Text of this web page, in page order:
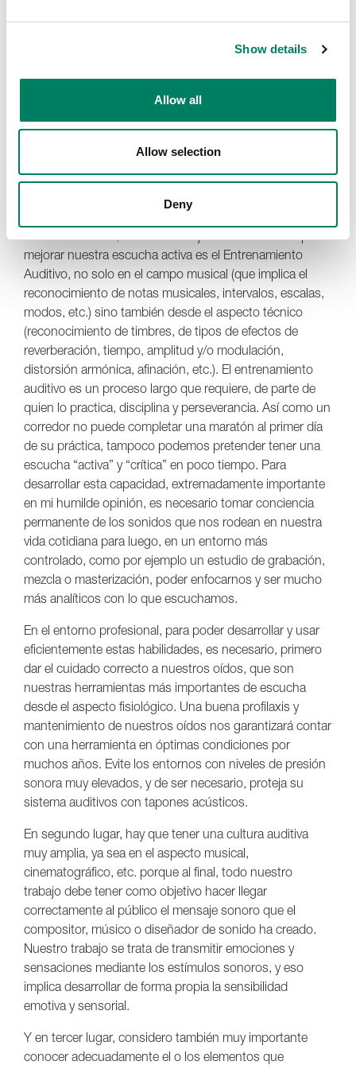
Show details
Allow all
Allow selection
Deny
relacionadas con el sonido y su manipulación, el acto de
llaman “El Arte de Escuchar”, uno de los aspectos más
importantes de este acto cognitivo activo es practicar
una “escucha activa”, que implica un proceso
sonoro, sin ser molestados o interrumpidos por otros
mejorar nuestra escucha activa es el Entrenamiento
Auditivo, no solo en el campo musical (que implica el
reconocimiento de notas musicales, intervalos, escalas,
modos, etc.) sino también desde el aspecto técnico
(reconocimiento de timbres, de tipos de efectos de
reverberación, tiempo, amplitud y/o modulación,
distorsión armónica, afinación, etc.). El entrenamiento
auditivo es un proceso largo que requiere, de parte de
quien lo practica, disciplina y perseverancia. Así como un
corredor no puede completar una maratón al primer día
de su práctica, tampoco podemos pretender tener una
escucha “activa” y “crítica” en poco tiempo. Para
desarrollar esta capacidad, extremadamente importante
en mi humilde opinión, es necesario tomar conciencia
permanente de los sonidos que nos rodean en nuestra
vida cotidiana para luego, en un entorno más
controlado, como por ejemplo un estudio de grabación,
mezcla o masterización, poder enfocarnos y ser mucho
más analíticos con lo que escuchamos.
En el entorno profesional, para poder desarrollar y usar
eficientemente estas habilidades, es necesario, primero
dar el cuidado correcto a nuestros oídos, que son
nuestras herramientas más importantes de escucha
desde el aspecto fisiológico. Una buena profilaxis y
mantenimiento de nuestros oídos nos garantizará contar
con una herramienta en óptimas condiciones por
muchos años. Evite los entornos con niveles de presión
sonora muy elevados, y de ser necesario, proteja su
sistema auditivos con tapones acústicos.
En segundo lugar, hay que tener una cultura auditiva
muy amplia, ya sea en el aspecto musical,
cinematográfico, etc. porque al final, todo nuestro
trabajo debe tener como objetivo hacer llegar
correctamente al público el mensaje sonoro que el
compositor, músico o diseñador de sonido ha creado.
Nuestro trabajo se trata de transmitir emociones y
sensaciones mediante los estímulos sonoros, y eso
implica desarrollar de forma propia la sensibilidad
emotiva y sensorial.
Y en tercer lugar, considero también muy importante
conocer adecuadamente el o los elementos que